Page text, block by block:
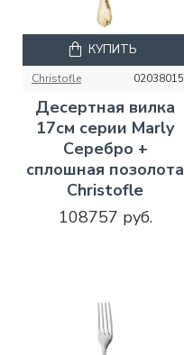
Christofle 02038015
Десертная вилка
17см серии Marly
Серебро +
сплошная позолота
Christofle
108757 руб.
КУПИТЬ